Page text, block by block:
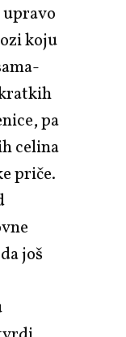
koju
pa
celina
priče.
još